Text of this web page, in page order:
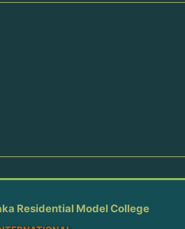
Residential Model College